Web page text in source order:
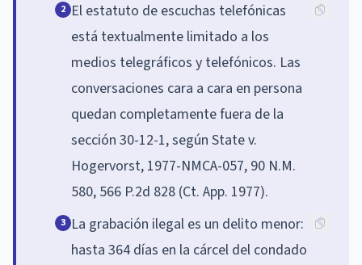
2 El estatuto de escuchas telefónicas
está textualmente limitado a los
medios telegráficos y telefónicos. Las
conversaciones cara a cara en persona
quedan completamente fuera de la
sección 30-12-1, según State v.
Hogervorst, 1977-NMCA-057, 90 N.M.
580, 566 P.2d 828 (Ct. App. 1977).
3 La grabación ilegal es un delito menor:
hasta 364 días en la cárcel del condado